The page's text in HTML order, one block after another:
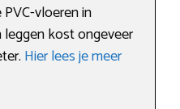
vloeren in
kost ongeveer
Hier lees je meer